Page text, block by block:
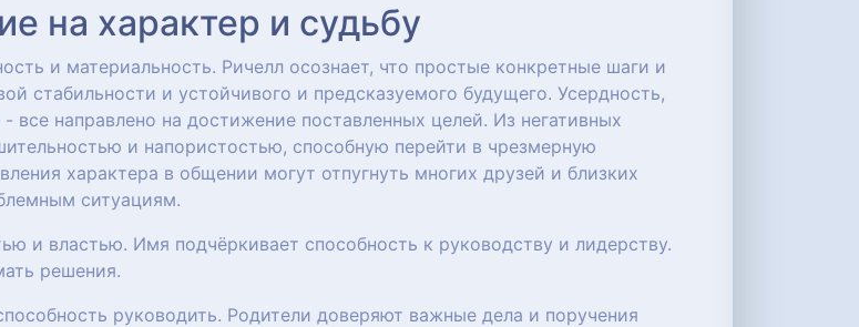
на характер и судьбу
и материальность. Ричелл осознает, что простые конкретные шаги и
стабильности и устойчивого и предсказуемого будущего. Усердность,
направлено на достижение поставленных целей. Из негативных
и напористостью, способную перейти в чрезмерную
характера в общении могут отпугнуть многих друзей и близких
ситуациям.
и властью. Имя подчёркивает способность к руководству и лидерству.
решения.
руководить. Родители доверяют важные дела и поручения